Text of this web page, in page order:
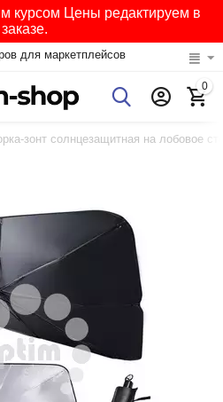
курсом Цены редактируем в
заказе.
для маркетплейсов
0
зонт солнцезащитная на лобовое